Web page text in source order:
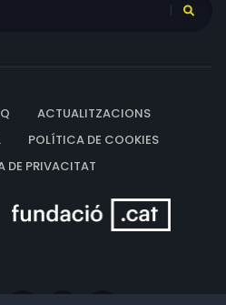
ACTUALITZACIONS
POLÍTICA DE COOKIES
DE PRIVACITAT